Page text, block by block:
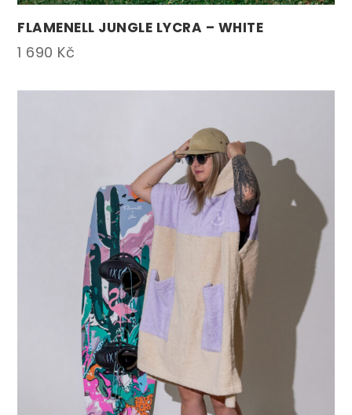
FLAMENELL JUNGLE LYCRA – WHITE
1 690 Kč